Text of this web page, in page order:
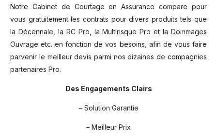
Notre Cabinet de Courtage en Assurance compare pour
vous gratuitement les contrats pour divers produits tels que
la Décennale, la RC Pro, la Multirisque Pro et la Dommages
Ouvrage etc. en fonction de vos besoins, afin de vous faire
parvenir le meilleur devis parmi nos dizaines de compagnies
partenaires Pro.
Des Engagements Clairs
– Solution Garantie
– Meilleur Prix